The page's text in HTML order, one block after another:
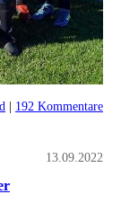
| 192 Kommentare
13.09.2022